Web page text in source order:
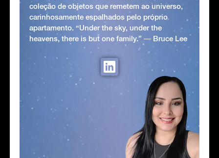
coleção de objetos que remetem ao universo,
carinhosamente espalhados pelo próprio
apartamento. “Under the sky, under the
heavens, there is but one family.” ― Bruce Lee